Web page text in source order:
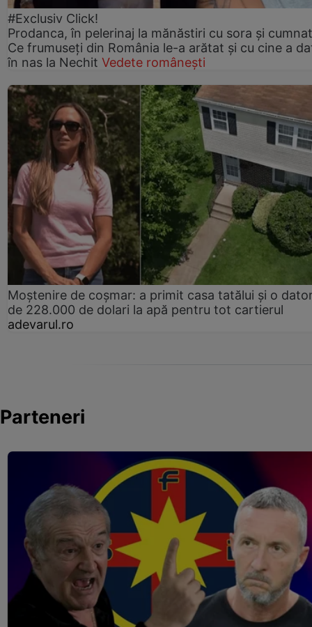
#Exclusiv Click!
Prodanca, în pelerinaj la mănăstiri cu sora și
Ce frumuseți din România le-a arătat și cu cine a
în nas la Nechit Vedete românești
Moștenire de coșmar: a primit casa tatălui și o
de 228.000 de dolari la apă pentru tot cartierul
adevarul.ro
Parteneri